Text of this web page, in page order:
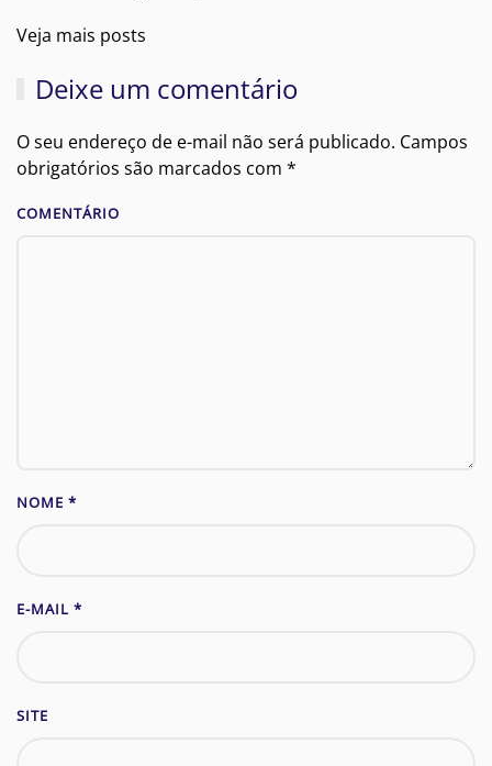
Veja mais posts
Deixe um comentário
O seu endereço de e-mail não será publicado. Campos
obrigatórios são marcados com *
COMENTÁRIO
NOME *
E-MAIL *
SITE